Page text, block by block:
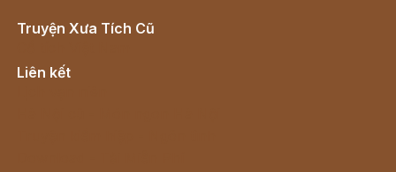
Truyện Xưa Tích Cũ
Liên kết